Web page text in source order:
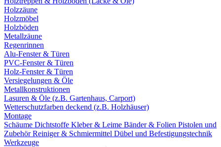
Holzzäune
Holzmöbel
Holzböden
Metallzäune
Regenrinnen
Alu-Fenster & Türen
PVC-Fenster & Türen
Holz-Fenster & Türen
Versiegelungen & Öle
Metallkonstruktionen
Lasuren & Öle (z.B. Gartenhaus, Carport)
Wetterschutzfarben deckend (z.B. Holzhäuser)
Montage
Schäume Dichtstoffe Kleber & Leime Bänder & Folien Pistolen und
ZubehörReiniger & Schmiermittel Dübel und Befestigungstechnik
Werkzeuge